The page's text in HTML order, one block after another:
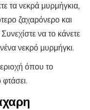
τα νεκρά μυρμήγκια,
ζαχαρόνερο και
να το κάνετε
νεκρό μυρμήγκι.
όπου το